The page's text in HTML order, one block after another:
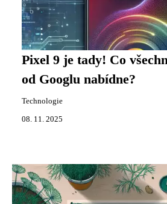
Pixel 9 je tady! Co
od Googlu nabídne?
Technologie
08. 11. 2025